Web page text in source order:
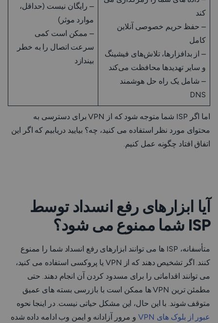
کند
– حفظ حریم خصوصی آنلاین
کامل
– از بدافزارها، تلاش‌های فیشینگ
و سایر تهدیدها محافظت می‌کند
– شامل یک راه حل هوشمند
DNS
– رایگان نیست (حداقل،
موارد موثر)
– ممکن است کمی
سرعت اتصال را به خطر
بیندازد
اما اگر ISP شما متوجه شود که از VPN برای دسترسی به
محتوای مورد نظر استفاده می کنید، چه؟ بیایید دریابیم که اگر این
اتفاق افتاد چگونه عمل کنیم.
آیا ابزارهای رفع انسداد توسط
ISP شما ممنوع می شود؟
متأسفانه، ISP ها می توانند ابزارهای رفع انسداد شما را ممنوع
کنند. اگر تشخیص دهند که از VPN یا پروکسی استفاده می کنید،
می توانند اقداماتی را برای مسدود کردن آن انجام دهند. حتی
مطمئن ترین VPN ها ممکن است با بازرسی بسته های عمیق
متوقف شوند. با این حال، این مشکل حیاتی نیست. در اینجا نحوه
عبور از بلوک های VPN
و مرور آزادانه و ایمن وب ادامه داده شده